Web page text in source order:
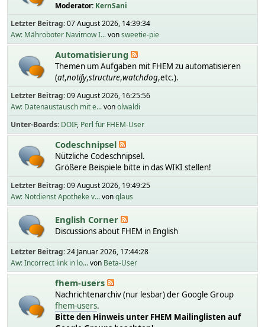
Moderator: KernSani
Letzter Beitrag:07 August 2026, 14:39:34
Aw: Mähroboter Navimow I...vonsweetie-pie
Automatisierung
Themen um Aufgaben mit FHEM zu automatisieren
(at,notify,structure,watchdog,etc.).
Letzter Beitrag:09 August 2026, 16:25:56
Aw: Datenaustausch mit e...vonolwaldi
Unter-Boards DOIF Perl für FHEM-User
Codeschnipsel
Nützliche Codeschnipsel.
Größere Beispiele bitte in das WIKI stellen!
Letzter Beitrag:09 August 2026, 19:49:25
Aw: Notdienst Apotheke v...vonqlaus
English Corner
Discussions about FHEM in English
Letzter Beitrag:24 Januar 2026, 17:44:28
Aw: Incorrect link in lo...von Beta-User
fhem-users
Nachrichtenarchiv (nur lesbar) der Google Group
fhem-users.
Bitte den Hinweis unter FHEM Mailinglisten auf